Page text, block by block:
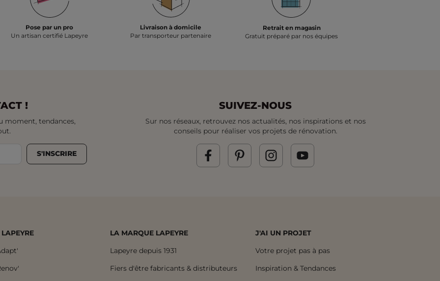
Pose par un pro
Un artisan certifié Lapeyre
Livraison à domicile
Par transporteur partenaire
Retrait en magasin
Gratuit préparé par nos équipes
!
moment, tendances,
S'INSCRIRE
SUIVEZ-NOUS
Sur nos réseaux, retrouvez nos actualités, nos inspirations et nos
conseils pour réaliser vos projets de rénovation.
LA MARQUE LAPEYRE
Lapeyre depuis 1931
Fiers d'être fabricants & distributeurs
J'AI UN PROJET
Votre projet pas à pas
Inspiration & Tendances